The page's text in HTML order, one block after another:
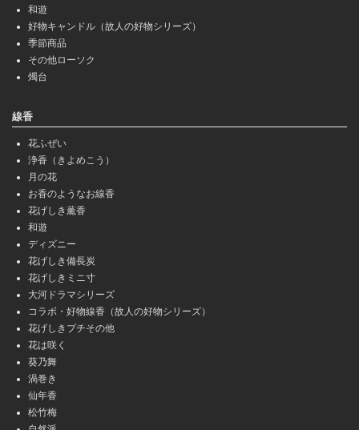
和遊
好物キャンドル（故人の好物シリーズ）
季節商品
その他ローソク
燭台
線香
花ふぜい
浄香（きよめこう）
月の花
お香のようなお線香
花げしき薫香
和遊
ディズニー
花げしき備長炭
花げしきミニ寸
大河ドラマシリーズ
コラボ・好物線香（故人の好物シリーズ）
花げしきプチその他
花は咲く
葵乃舞
渦巻き
仙年香
松竹梅